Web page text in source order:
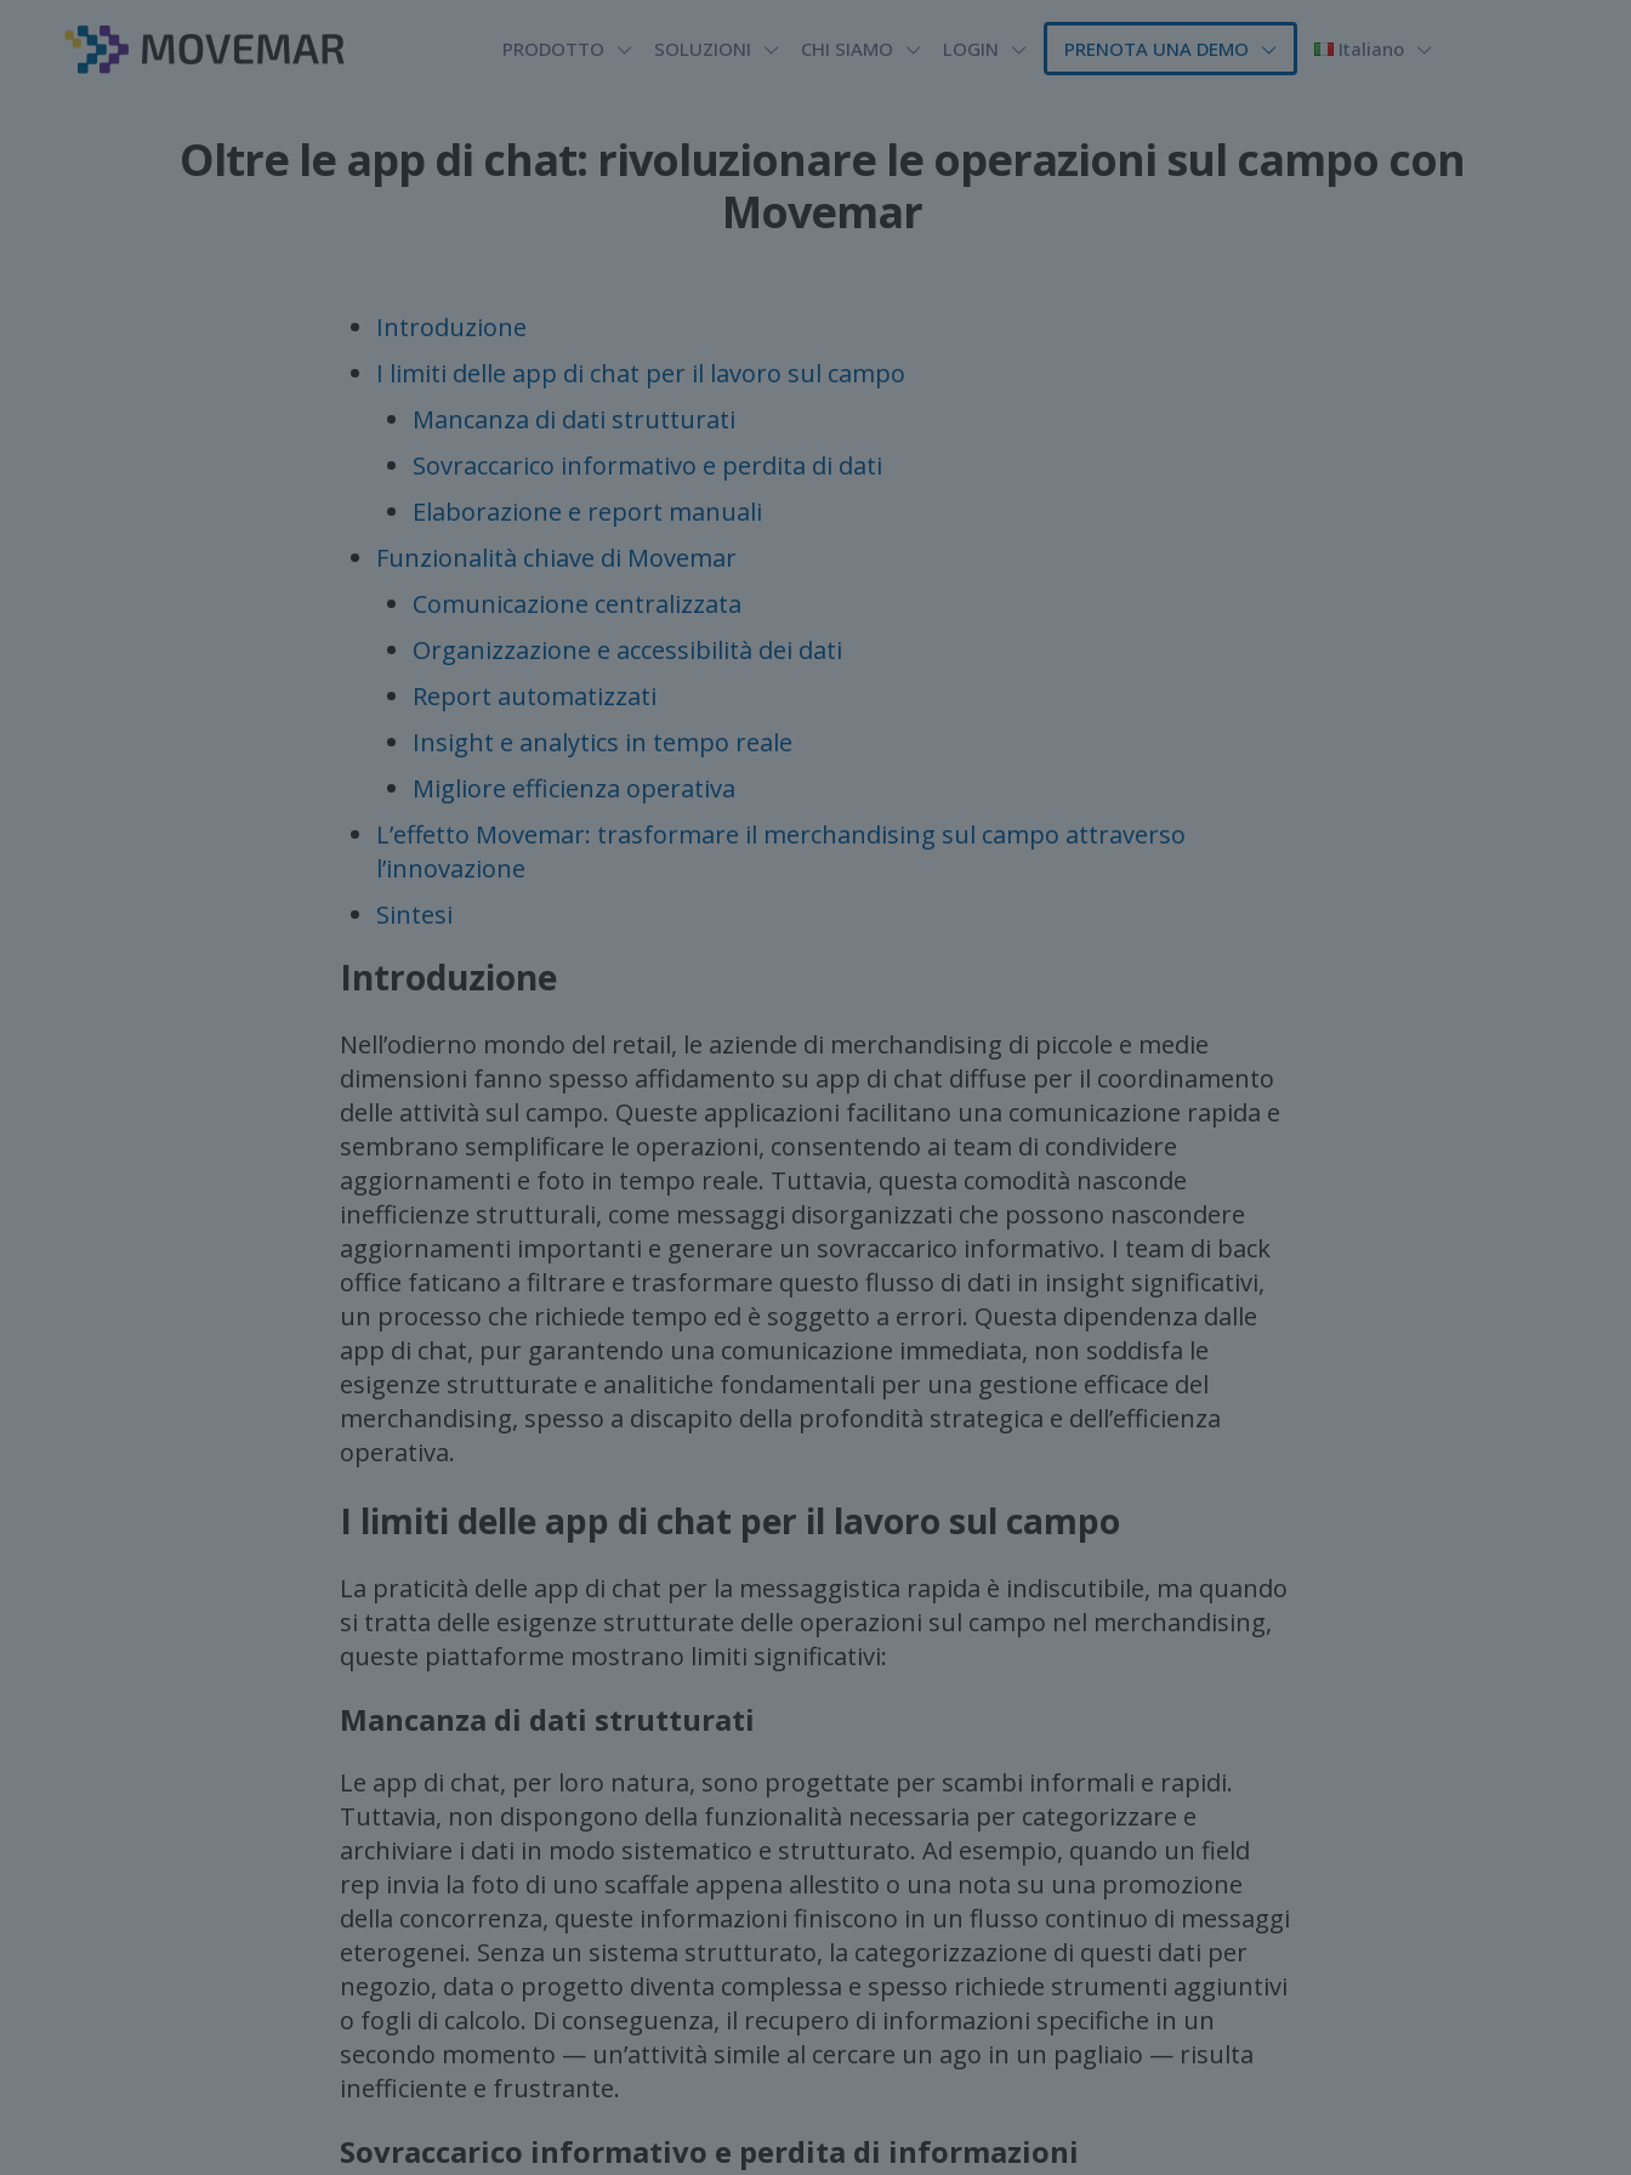
PRODOTTO SOLUZIONI CHI SIAMO LOGIN PRENOTA UNA DEMO Italiano
Oltre le app di chat: rivoluzionare le operazioni sul campo con
Movemar
Introduzione
I limiti delle app di chat per il lavoro sul campo
Mancanza di dati strutturati
Sovraccarico informativo e perdita di dati
Elaborazione e report manuali
Funzionalità chiave di Movemar
Comunicazione centralizzata
Organizzazione e accessibilità dei dati
Report automatizzati
Insight e analytics in tempo reale
Migliore efficienza operativa
L’effetto Movemar: trasformare il merchandising sul campo attraverso
l’innovazione
Sintesi
Introduzione
Nell’odierno mondo del retail, le aziende di merchandising di piccole e medie
dimensioni fanno spesso affidamento su app di chat diffuse per il coordinamento
delle attività sul campo. Queste applicazioni facilitano una comunicazione rapida e
sembrano semplificare le operazioni, consentendo ai team di condividere
aggiornamenti e foto in tempo reale. Tuttavia, questa comodità nasconde
inefficienze strutturali, come messaggi disorganizzati che possono nascondere
aggiornamenti importanti e generare un sovraccarico informativo. I team di back
office faticano a filtrare e trasformare questo flusso di dati in insight significativi,
un processo che richiede tempo ed è soggetto a errori. Questa dipendenza dalle
app di chat, pur garantendo una comunicazione immediata, non soddisfa le
esigenze strutturate e analitiche fondamentali per una gestione efficace del
merchandising, spesso a discapito della profondità strategica e dell’efficienza
operativa.
I limiti delle app di chat per il lavoro sul campo
La praticità delle app di chat per la messaggistica rapida è indiscutibile, ma quando
si tratta delle esigenze strutturate delle operazioni sul campo nel merchandising,
queste piattaforme mostrano limiti significativi:
Mancanza di dati strutturati
Le app di chat, per loro natura, sono progettate per scambi informali e rapidi.
Tuttavia, non dispongono della funzionalità necessaria per categorizzare e
archiviare i dati in modo sistematico e strutturato. Ad esempio, quando un field
rep invia la foto di uno scaffale appena allestito o una nota su una promozione
della concorrenza, queste informazioni finiscono in un flusso continuo di messaggi
eterogenei. Senza un sistema strutturato, la categorizzazione di questi dati per
negozio, data o progetto diventa complessa e spesso richiede strumenti aggiuntivi
o fogli di calcolo. Di conseguenza, il recupero di informazioni specifiche in un
secondo momento — un’attività simile al cercare un ago in un pagliaio — risulta
inefficiente e frustrante.
Sovraccarico informativo e perdita di informazioni